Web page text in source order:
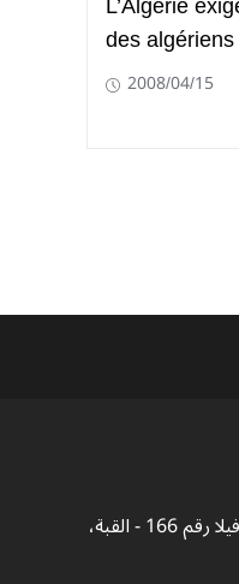
des
2008/04/15
حي سعيدون محمد فيلا رقم 166 - القبة،